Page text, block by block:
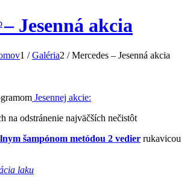
Jesenná akcia
1 / Galéria2 / Mercedes – Jesenná akcia
Jesennej akcie:
na odstránenie najväčších nečistôt
šampónom metódou 2 vedier rukavicou
laku